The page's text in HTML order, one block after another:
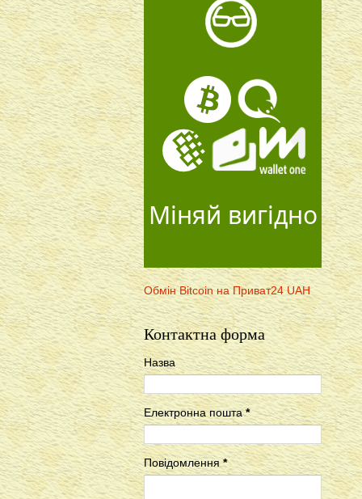
Міняй вигідно
Обмін Bitcoin на Приват24 UAH
Контактна форма
Назва
Електронна пошта*
Повідомлення*